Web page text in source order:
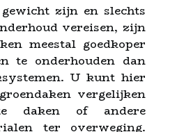
zijn en slechts
vereisen, zijn
meestal goedkoper
te onderhouden dan
U kunt hier
vergelijken
daken of andere
ter overweging.